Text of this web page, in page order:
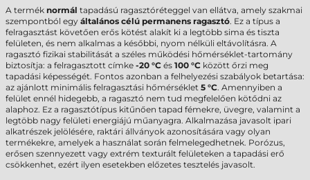
A termék normál tapadású ragasztóréteggel van ellátva, amely szakmai
szempontból egy általános célú permanens ragasztó. Ez a típus a
felragasztást követően erős kötést alakít ki a legtöbb sima és tiszta
felületen, és nem alkalmas a későbbi, nyom nélküli eltávolításra. A
ragasztó fizikai stabilitását a széles működési hőmérséklet-tartomány
biztosítja: a felragasztott címke -20 °C és 100 °C között őrzi meg
tapadási képességét. Fontos azonban a felhelyezési szabályok betartása:
az ajánlott minimális felragasztási hőmérséklet 5 °C. Amennyiben a
felület ennél hidegebb, a ragasztó nem tud megfelelően kötődni az
alaphoz. Ez a ragasztótípus kitűnően tapad fémekre, üvegre, valamint a
legtöbb nagy felületi energiájú műanyagra. Alkalmazása javasolt ipari
alkatrészek jelölésére, raktári állványok azonosítására vagy olyan
termékekre, amelyek a használat során felmelegedhetnek. Porózus,
erősen szennyezett vagy extrém texturált felületeken a tapadási erő
csökkenhet, ezért ilyen esetekben előzetes tesztelés javasolt.